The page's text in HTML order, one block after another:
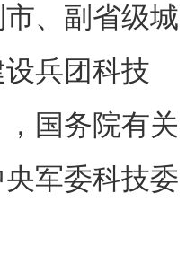
、副省级城
兵团科技
国务院有关
军委科技委